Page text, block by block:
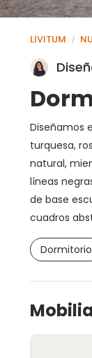
LIVITUM /
Diseñamos
turquesa,
natural,
líneas
de base
cuadros
Dormitorio